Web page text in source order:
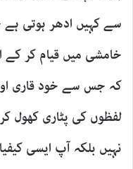
سے کہیں ادھر ہوتی ہے
خامشی میں قیام کر کے
کہ جس سے خود قاری
لفظوں کی پٹاری کھول
نہیں بلکہ آپ ایسی